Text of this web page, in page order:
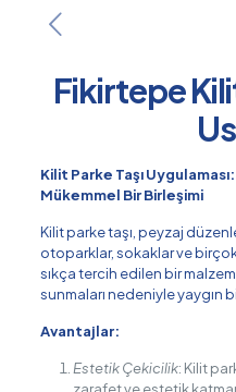
Fikirtepe
Kilit Parke Taşı
Mükemmel Bir Birleşimi
Kilit parke taşı, peyzaj
otoparklar, sokaklar ve
sıkça tercih edilen bir
sunmaları nedeniyle yaygın
Avantajlar:
Estetik Çekicilik: Kilit